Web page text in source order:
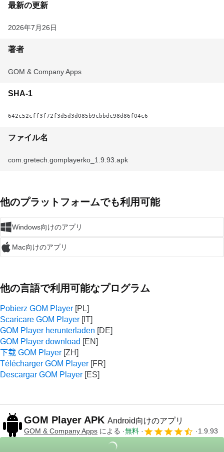
最新の更新
2026年7月26日
著者
GOM & Company Apps
SHA-1
642c52cff3f72f3d5d3d085b9cbbdc98d86f04c6
ファイル名
com.gretech.gomplayerko_1.9.93.apk
他のプラットフォームでも利用可能
Windows向けのアプリ
Mac向けのアプリ
他の言語で利用可能なプログラム
Pobierz GOM Player
Scaricare GOM Player
GOM Player herunterladen
GOM Player download
下载 GOM Player
Télécharger GOM Player
Descargar GOM Player
GOM Player APK Android向けのアプリ
GOM & Company Apps による 無料 1.9.93